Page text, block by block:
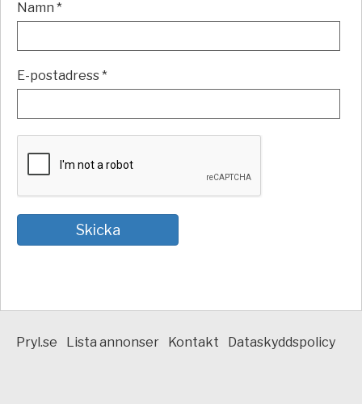
Namn *
E-postadress *
Pryl.se Lista annonser Kontakt Dataskyddspolicy